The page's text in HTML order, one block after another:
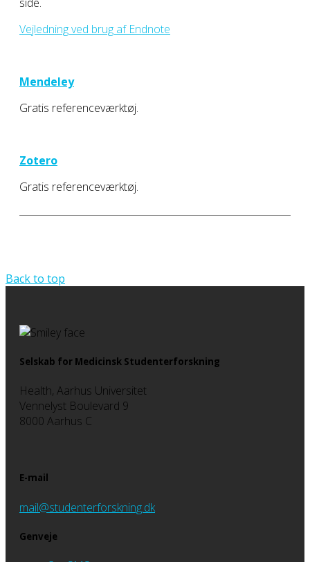
Vejledning ved brug af Endnote
Mendeley
Gratis referenceværktøj.
Zotero
Gratis referenceværktøj.
Back to top
Selskab for Medicinsk Studenterforskning
Health, Aarhus Universitet
Vennelyst Boulevard 9
8000 Aarhus C
E-mail
mail@studenterforskning.dk
Genveje